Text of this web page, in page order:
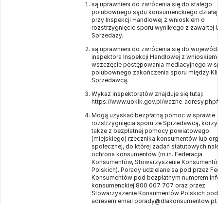
są uprawnieni do zwrócenia się do stałego
polubownego sądu konsumenckiego
przy Inspekcji Handlowej z wnioskiem o
rozstrzygnięcie sporu wynikłego z zawartej
Sprzedaży.
są uprawnieni do zwrócenia się do
inspektora Inspekcji Handlowej z
wszczęcie postępowania mediacyjnego w
polubownego zakończenia sporu między
Sprzedawcą.
Wykaz Inspektoratów znajduje się tutaj:
https://www.uokik.gov.pl/
Mogą uzyskać bezpłatną pomoc w sprawie
rozstrzygnięcia sporu ze Sprzedawcą,
także z bezpłatnej pomocy powiatowego
(miejskiego) rzecznika konsumentów lub
społecznej, do której zadań statutowych
ochrona konsumentów (m.in. Federacja
Konsumentów, Stowarzyszenie
Polskich). Porady udzielane są pod przez
Konsumentów pod bezpłatnym numerem
konsumenckiej 800 007 707 oraz przez
Stowarzyszenie Konsumentów Polskich pod
adresem email porady@dlakonsumentow.pl.